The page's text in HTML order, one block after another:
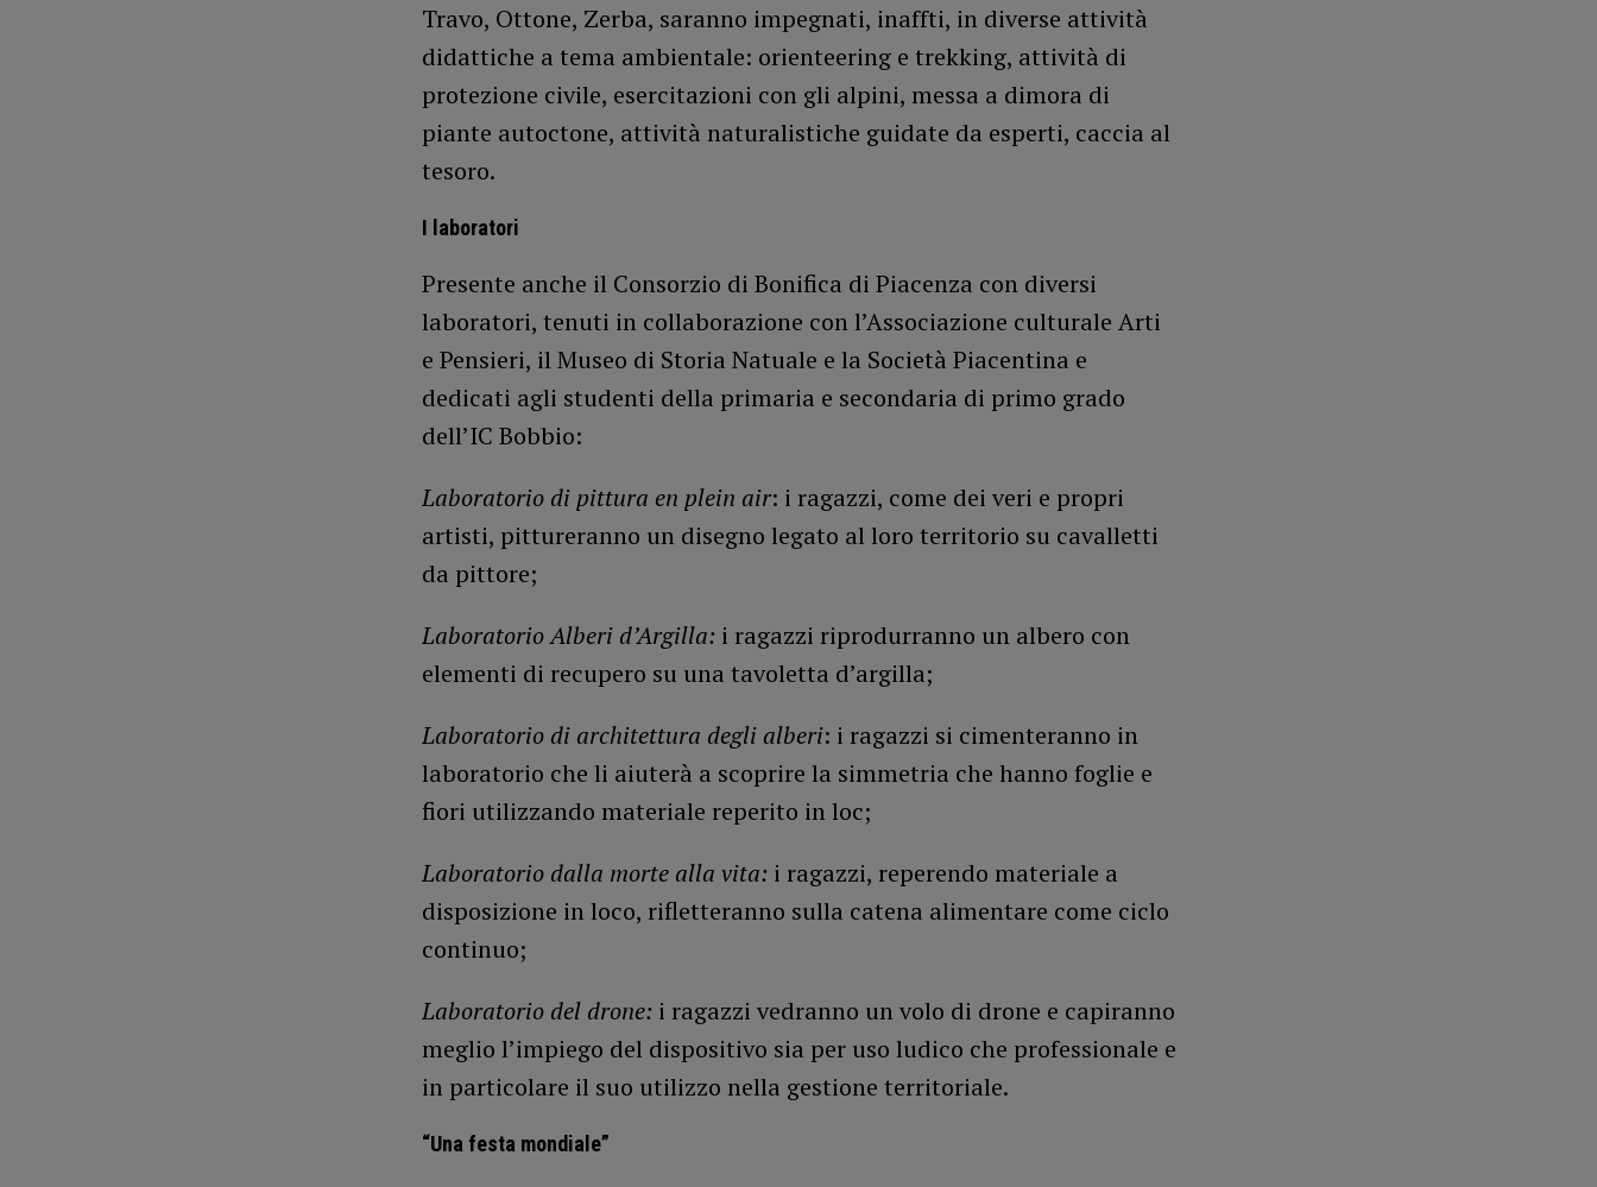
Travo, Ottone, Zerba, saranno impegnati, inaffti, in diverse attività
didattiche a tema ambientale: orienteering e trekking, attività di
protezione civile, esercitazioni con gli alpini, messa a dimora di
piante autoctone, attività naturalistiche guidate da esperti, caccia al
tesoro.
I laboratori
Presente anche il Consorzio di Bonifica di Piacenza con diversi
laboratori, tenuti in collaborazione con l’Associazione culturale Arti
e Pensieri, il Museo di Storia Natuale e la Società Piacentina e
dedicati agli studenti della primaria e secondaria di primo grado
dell’IC Bobbio:
Laboratorio di pittura en plein air: i ragazzi, come dei veri e propri
artisti, pittureranno un disegno legato al loro territorio su cavalletti
da pittore;
Laboratorio Alberi d’Argilla:i ragazzi riprodurranno un albero con
elementi di recupero su una tavoletta d’argilla;
Laboratorio di architettura degli alberi: i ragazzi si cimenteranno in
laboratorio che li aiuterà a scoprire la simmetria che hanno foglie e
fiori utilizzando materiale reperito in loc;
Laboratorio dalla morte alla vita:i ragazzi, reperendo materiale a
disposizione in loco, rifletteranno sulla catena alimentare come ciclo
continuo;
Laboratorio del drone:i ragazzi vedranno un volo di drone e capiranno
meglio l’impiego del dispositivo sia per uso ludico che professionale e
in particolare il suo utilizzo nella gestione territoriale.
“Una festa mondiale”